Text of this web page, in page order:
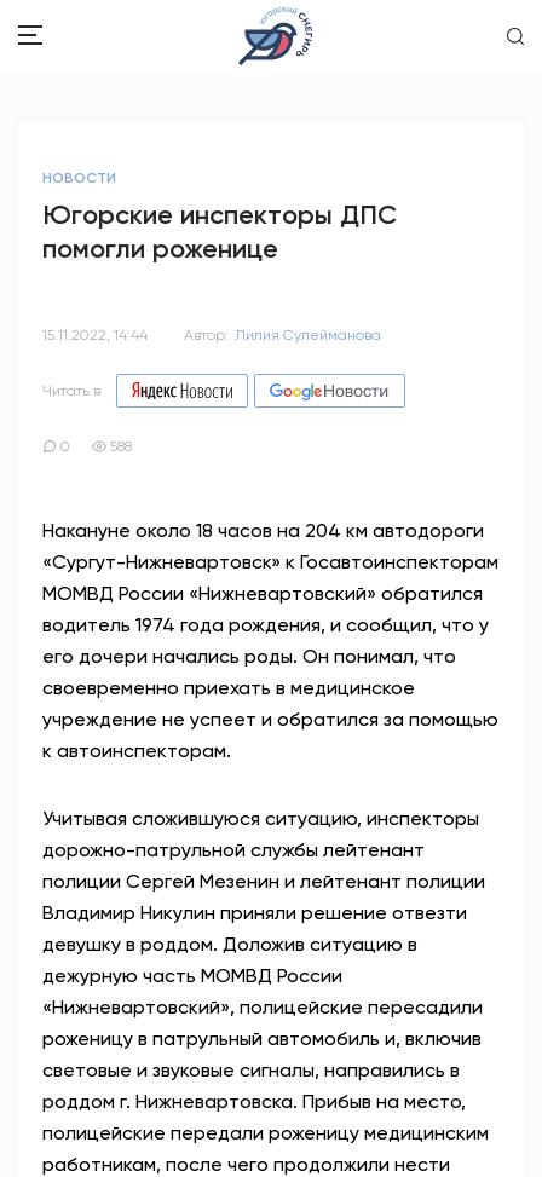
ОБРАЗОВАНИЕ
ЭТО У НАС СЕМЕЙНОЕ
АНТИТЕРРОР
НОВОСТИ
ОФИЦИАЛЬНО
НОВОСТИ
Югорские инспекторы ДПС
помогли роженице
15.11.2022, 14:44 Автор: Лилия Сулейманова
Читать в
0 588
Накануне около 18 часов на 204 км автодороги
«Сургут-Нижневартовск» к Госавтоинспекторам
МОМВД России «Нижневартовский» обратился
водитель 1974 года рождения, и сообщил, что у
его дочери начались роды. Он понимал, что
своевременно приехать в медицинское
учреждение не успеет и обратился за помощью
к автоинспекторам.
Учитывая сложившуюся ситуацию, инспекторы
дорожно-патрульной службы лейтенант
полиции Сергей Мезенин и лейтенант полиции
Владимир Никулин приняли решение отвезти
девушку в роддом. Доложив ситуацию в
дежурную часть МОМВД России
«Нижневартовский», полицейские пересадили
роженицу в патрульный автомобиль и, включив
световые и звуковые сигналы, направились в
роддом г. Нижневартовска. Прибыв на место,
полицейские передали роженицу медицинским
работникам, после чего продолжили нести